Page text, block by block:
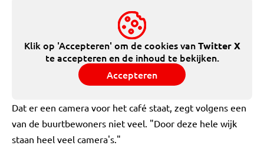
Klik op 'Accepteren' om de cookies vanTwitter X
te accepteren en de inhoud te bekijken.
Accepteren
Dat er een camera voor het café staat, zegt volgens een
van de buurtbewoners niet veel. "Door deze hele wijk
staan heel veel camera's."